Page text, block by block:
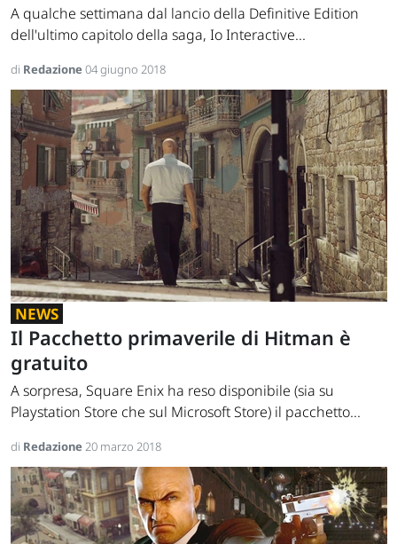
A qualche settimana dal lancio della Definitive Edition
dell'ultimo capitolo della saga, Io Interactive...
di Redazione04 giugno 2018
NEWS
Il Pacchetto primaverile di Hitman è
gratuito
A sorpresa, Square Enix ha reso disponibile (sia su
Playstation Store che sul Microsoft Store) il pacchetto...
di Redazione20 marzo 2018